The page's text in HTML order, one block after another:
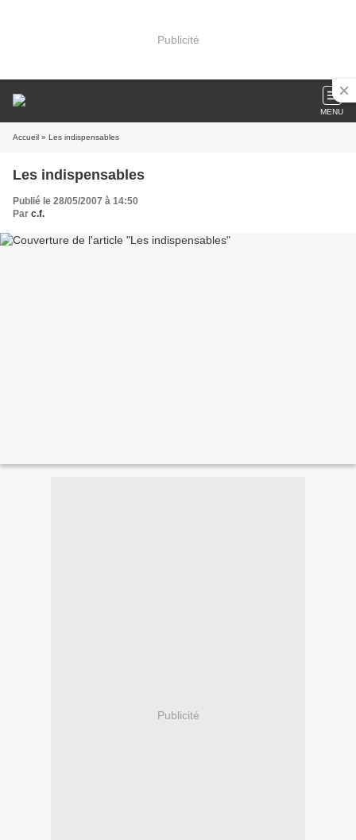
Publicité
MENU
Accueil » Les indispensables
Les indispensables
Publié le 28/05/2007 à 14:50
Par c.f.
Publicité